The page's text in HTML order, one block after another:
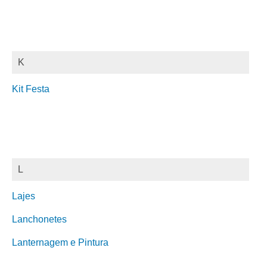
K
Kit Festa
L
Lajes
Lanchonetes
Lanternagem e Pintura